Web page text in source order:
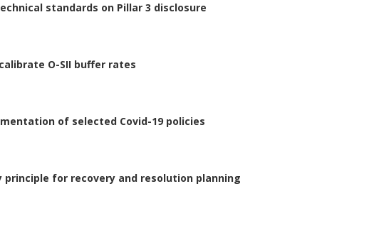
standards on Pillar 3 disclosure
O-SII buffer rates
of selected Covid-19 policies
for recovery and resolution planning